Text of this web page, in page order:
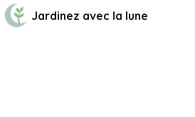
Jardinez avec la lune